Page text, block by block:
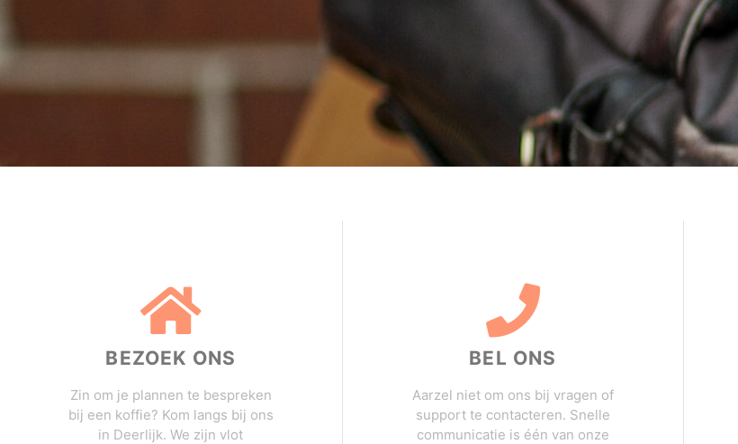
BEZOEK ONS
Zin om je plannen te bespreken
bij een koffie? Kom langs bij ons
in Deerlijk. We zijn vlot
BEL ONS
Aarzel niet om ons bij vragen of
support te contacteren. Snelle
communicatie is één van onze